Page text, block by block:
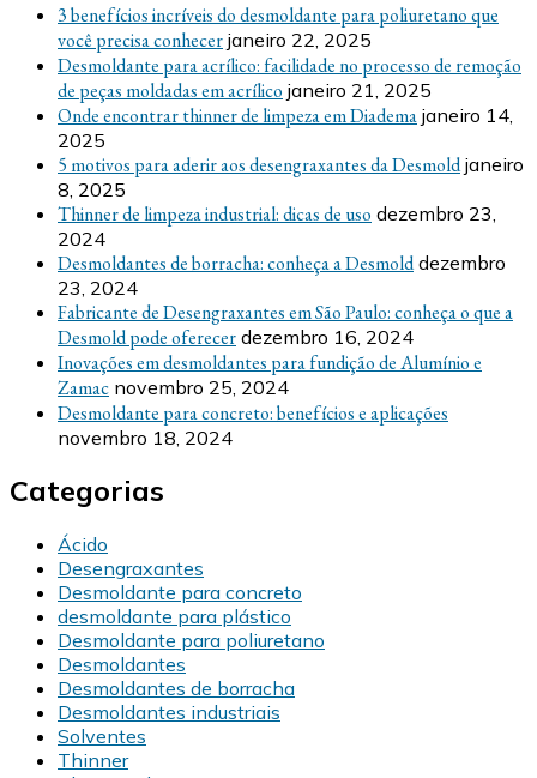
3 benefícios incríveis do desmoldante para poliuretano que
você precisa conhecer janeiro 22, 2025
Desmoldante para acrílico: facilidade no processo de remoção
de peças moldadas em acrílico janeiro 21, 2025
Onde encontrar thinner de limpeza em Diadema janeiro 14,
2025
5 motivos para aderir aos desengraxantes da Desmold janeiro
8, 2025
Thinner de limpeza industrial: dicas de uso dezembro 23,
2024
Desmoldantes de borracha: conheça a Desmold dezembro
23, 2024
Fabricante de Desengraxantes em São Paulo: conheça o que a
Desmold pode oferecer dezembro 16, 2024
Inovações em desmoldantes para fundição de Alumínio e
Zamac novembro 25, 2024
Desmoldante para concreto: benefícios e aplicações
novembro 18, 2024
Categorias
Ácido
Desengraxantes
Desmoldante para concreto
desmoldante para plástico
Desmoldante para poliuretano
Desmoldantes
Desmoldantes de borracha
Desmoldantes industriais
Solventes
Thinner